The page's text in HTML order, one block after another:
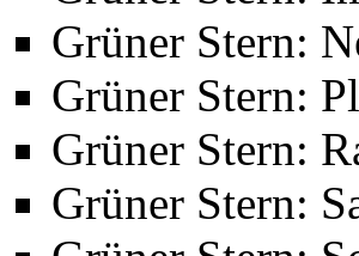
Grüner Stern:
Grüner Stern:
Grüner Stern:
Grüner Stern: